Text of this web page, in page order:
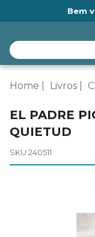
Bem
Home Livros
EL PADRE
QUIETUD
SKU 240511